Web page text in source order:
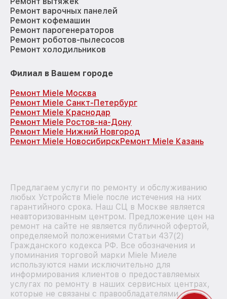
Ремонт варочных панелей
Ремонт кофемашин
Ремонт парогенераторов
Ремонт роботов-пылесосов
Ремонт холодильников
Филиал в Вашем городе
Ремонт Miele Москва
Ремонт Miele Санкт-Петербург
Ремонт Miele Краснодар
Ремонт Miele Ростов-на-Дону
Ремонт Miele Нижний Новгород
Ремонт Miele НовосибирскРемонт Miele Казань
Предлагаем услуги по ремонту и обслуживанию
любых Устройств Miele после истечения на них
гарантийного срока. Наш СЦ в Москве является
неавторизованным центром. Предложение цен на
ремонт на сайте не является публичной офертой,
определяемой положениями Статьи 437(2)
Гражданского кодекса РФ. Все обозначения и
упоминания торговой марки Miele Миеле
используются нами исключительно для
информирования клиентов о предоставляемых
услугах по ремонту в наших сервисных центрах,
которые не связаны с правообладателями